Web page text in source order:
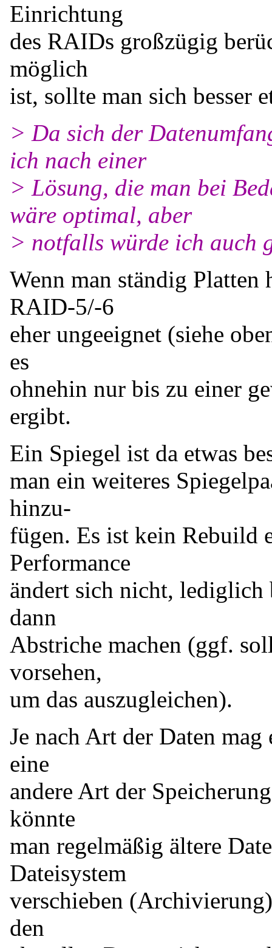
Einrichtung
des RAIDs großzügig
möglich
ist, sollte man sich besser
> Da sich der
ich nach einer
> Lösung, die man bei
wäre optimal, aber
> notfalls würde ich auch
Wenn man ständig
RAID-5/-6
eher ungeeignet (siehe
es
ohnehin nur bis zu einer
ergibt.
Ein Spiegel ist da etwas
man ein weiteres
hinzu-
fügen. Es ist kein Rebuild
Performance
ändert sich nicht, lediglich
dann
Abstriche machen (ggf.
vorsehen,
um das auszugleichen).
Je nach Art der Daten
eine
andere Art der
könnte
man regelmäßig ältere
Dateisystem
verschieben
den